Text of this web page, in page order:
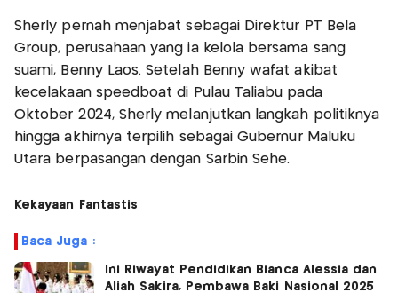
Sherly pernah menjabat sebagai Direktur PT Bela
Group, perusahaan yang ia kelola bersama sang
suami, Benny Laos. Setelah Benny wafat akibat
kecelakaan speedboat di Pulau Taliabu pada
Oktober 2024, Sherly melanjutkan langkah politiknya
hingga akhirnya terpilih sebagai Gubernur Maluku
Utara berpasangan dengan Sarbin Sehe.
Kekayaan Fantastis
Baca Juga :
Ini Riwayat Pendidikan Bianca Alessia dan
Aliah Sakira, Pembawa Baki Nasional 2025